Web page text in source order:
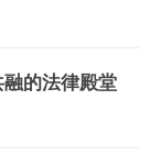
的法律殿堂